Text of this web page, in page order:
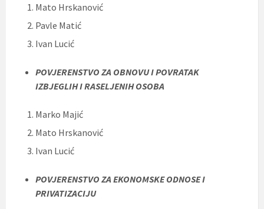
Mato Hrskanović
Pavle Matić
Ivan Lucić
POVJERENSTVO ZA OBNOVU I POVRATAK
IZBJEGLIH I RASELJENIH OSOBA
Marko Majić
Mato Hrskanović
Ivan Lucić
POVJERENSTVO ZA EKONOMSKE ODNOSE I
PRIVATIZACIJU